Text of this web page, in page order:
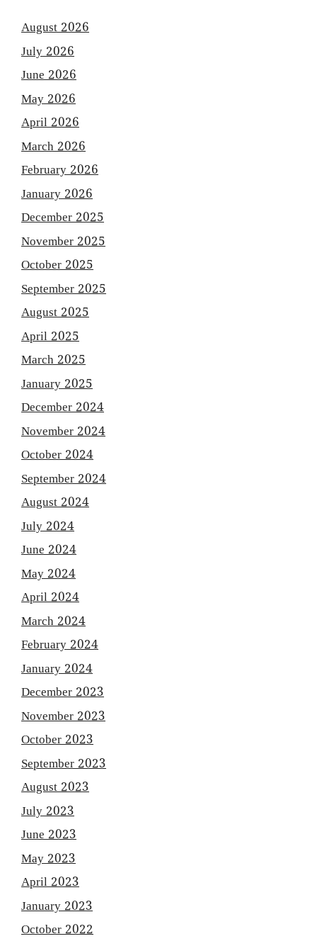
August 2026
July 2026
June 2026
May 2026
April 2026
March 2026
February 2026
January 2026
December 2025
November 2025
October 2025
September 2025
August 2025
April 2025
March 2025
January 2025
December 2024
November 2024
October 2024
September 2024
August 2024
July 2024
June 2024
May 2024
April 2024
March 2024
February 2024
January 2024
December 2023
November 2023
October 2023
September 2023
August 2023
July 2023
June 2023
May 2023
April 2023
January 2023
October 2022